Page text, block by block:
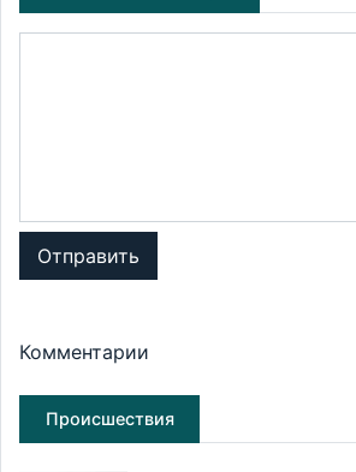
Отправить
Комментарии
Происшествия